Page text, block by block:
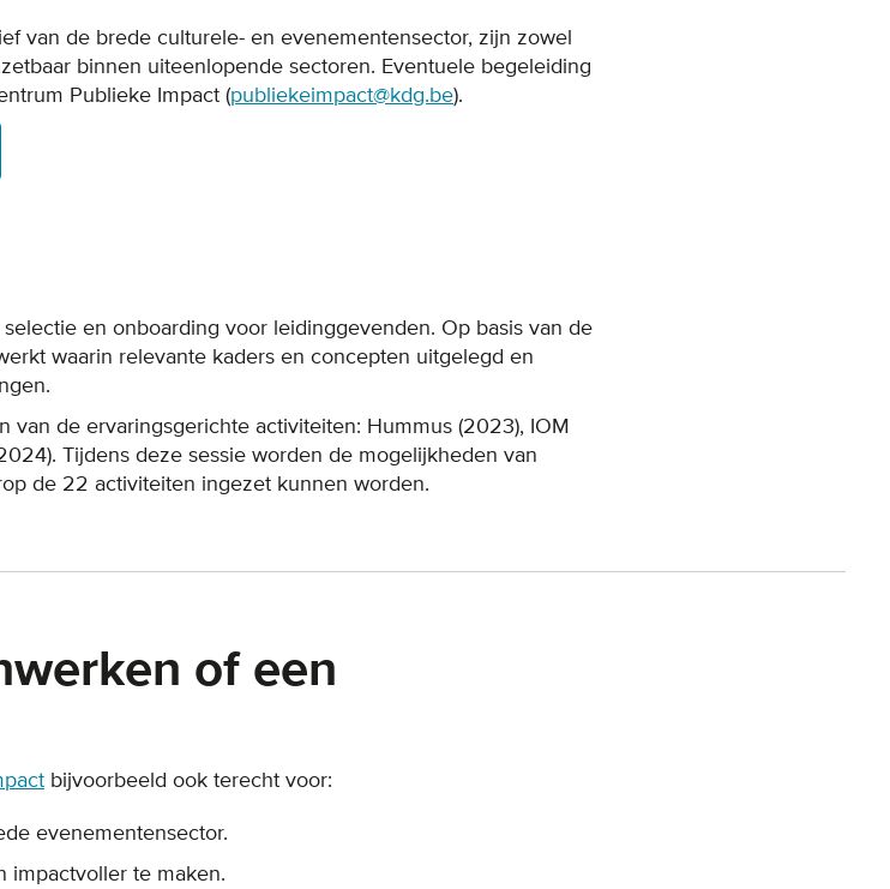
van de brede culturele- en evenementensector, zijn zowel
binnen uiteenlopende sectoren. Eventuele begeleiding
Publieke Impact (publiekeimpact@kdg.be).
en onboarding voor leidinggevenden. Op basis van de
waarin relevante kaders en concepten uitgelegd en
van de ervaringsgerichte activiteiten: Hummus (2023), IOM
Tijdens deze sessie worden de mogelijkheden van
de 22 activiteiten ingezet kunnen worden.
of een
bijvoorbeeld ook terecht voor:
evenementensector.
impactvoller te maken.